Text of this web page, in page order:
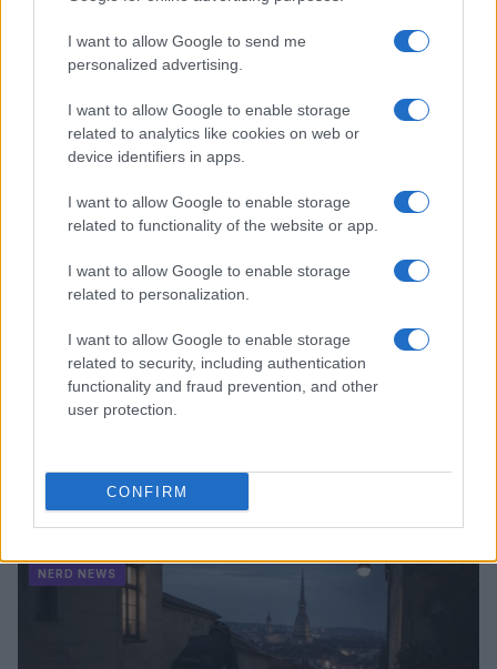
I want to allow Google to send me
personalized advertising.
I want to allow Google to enable storage
related to analytics like cookies on web or
device identifiers in apps.
I want to allow Google to enable storage
related to functionality of the website or app.
I want to allow Google to enable storage
related to personalization.
I want to allow Google to enable storage
related to security, including authentication
functionality and fraud prevention, and other
user protection.
CONFIRM
Scopri i parchi a tema più spettacolari per geek e non
Andrea Conforti · 9 Ago 2026
Pieve Comics 2026: tutto ciò che devi sapere
sull’evento nerd di Perugia
Andrea Conforti · 6 Ago 2026
NERD NEWS